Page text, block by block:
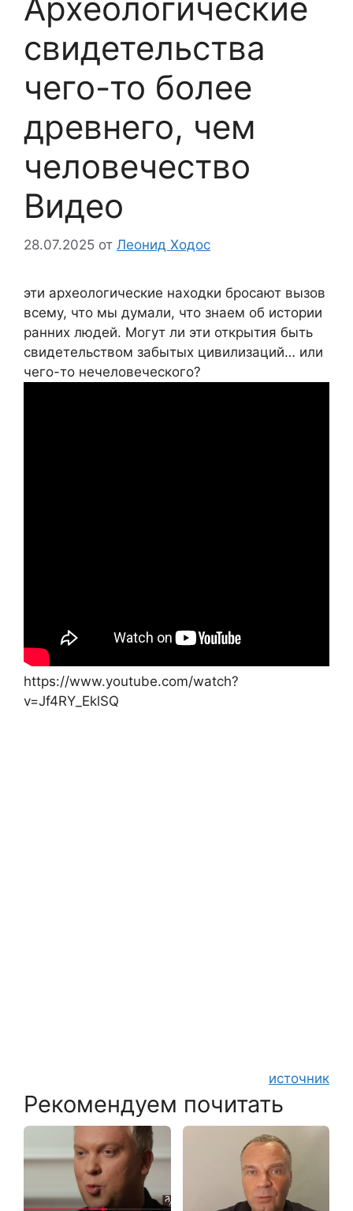
Археологические
свидетельства
чего-то более
древнего, чем
человечество
Видео
28.07.2025 от Леонид Ходос
эти археологические находки бросают вызов
всему, что мы думали, что знаем об истории
ранних людей. Могут ли эти открытия быть
свидетельством забытых цивилизаций… или
чего-то нечеловеческого?
https://www.youtube.com/watch?
v=Jf4RY_EklSQ
источник
Рекомендуем почитать